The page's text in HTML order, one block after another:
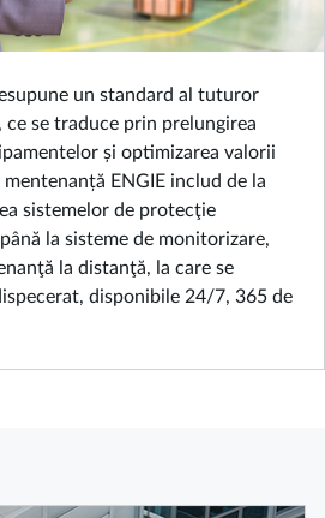
un standard al tuturor
ce se traduce prin prelungirea
și optimizarea valorii
ENGIE includ de la
sistemelor de protecţie
la sisteme de monitorizare,
la distanţă, la care se
disponibile 24/7, 365 de